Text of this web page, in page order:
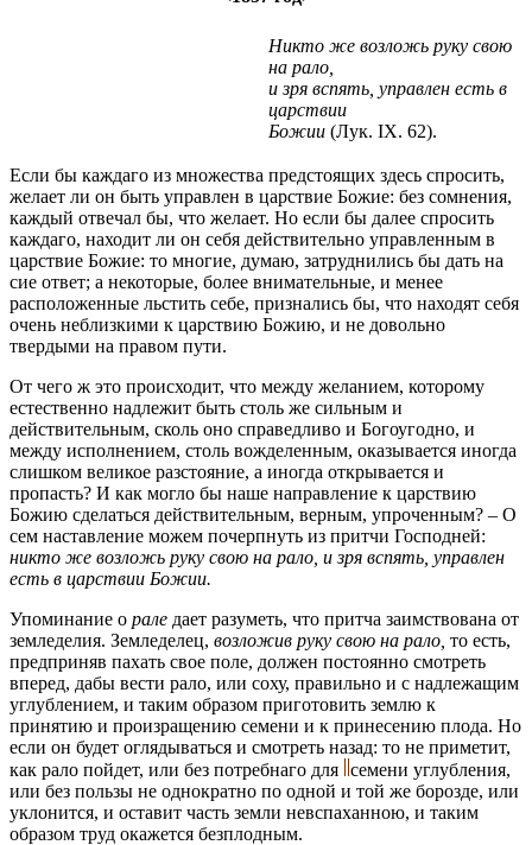
Никто же возложь руку свою
на рало,
и зря вспять, управлен есть в
царствии
Божии (Лук. IX. 62).
Если бы каждаго из множества предстоящих здесь спросить,
желает ли он быть управлен в царствие Божие: без сомнения,
каждый отвечал бы, что желает. Но если бы далее спросить
каждаго, находит ли он себя действительно управленным в
царствие Божие: то многие, думаю, затруднились бы дать на
сие ответ; а некоторые, более внимательные, и менее
расположенные льстить себе, признались бы, что находят себя
очень неблизкими к царствию Божию, и не довольно
твердыми на правом пути.
От чего ж это происходит, что между желанием, которому
естественно надлежит быть столь же сильным и
действительным, сколь оно справедливо и Богоугодно, и
между исполнением, столь вожделенным, оказывается иногда
слишком великое разстояние, а иногда открывается и
пропасть? И как могло бы наше направление к царствию
Божию сделаться действительным, верным, упроченным? – О
сем наставление можем почерпнуть из притчи Господней:
никто же возложь руку свою на рало, и зря вспять, управлен
есть в царствии Божии.
Упоминание о рале дает разуметь, что притча заимствована от
земледелия. Земледелец, возложив руку свою на рало, то есть,
предприняв пахать свое поле, должен постоянно смотреть
вперед, дабы вести рало, или соху, правильно и с надлежащим
углублением, и таким образом приготовить землю к
принятию и произращению семени и к принесению плода. Но
если он будет оглядываться и смотреть назад: то не приметит,
как рало пойдет, или без потребнаго для семени углубления,
или без пользы не однократно по одной и той же борозде, или
уклонится, и оставит часть земли невспаханною, и таким
образом труд окажется безплодным.